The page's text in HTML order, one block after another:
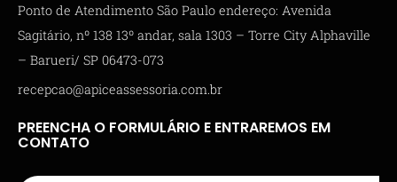
Ponto de Atendimento São Paulo endereço: Avenida
Sagitário, nº 138 13º andar, sala 1303 – Torre City Alphaville
– Barueri/ SP 06473-073
recepcao@apiceassessoria.com.br
PREENCHA O FORMULÁRIO E ENTRAREMOS EM
CONTATO